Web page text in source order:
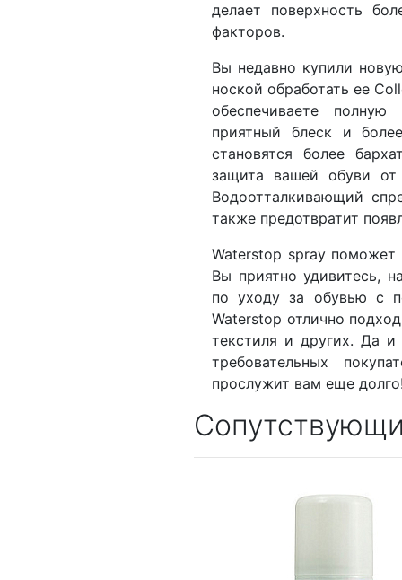
делает поверхность
факторов.
Вы недавно купили
ноской обработать ее
обеспечиваете
приятный блеск и
становятся более
защита вашей обуви от
Водоотталкивающий
также предотвратит
Waterstop spray поможет
Вы приятно удивитесь,
по уходу за обувью с
Waterstop отлично
текстиля и других. Да
требовательных
прослужит вам еще